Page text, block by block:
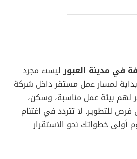
في مدينة العبورليست مجرد
لمسار عمل مستقر داخل شركة
لهم بيئة عمل مناسبة، وسكن،
فرص للتطوير. لا تتردد في اغتنام
أولى خطواتك نحو الاستقرار